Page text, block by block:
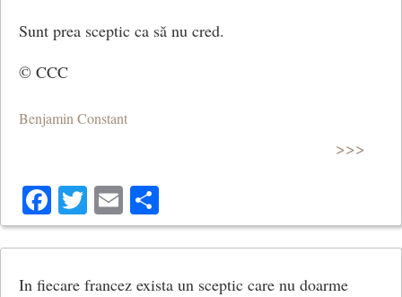
Sunt prea sceptic ca să nu cred.
© CCC
Benjamin Constant
>>>
Facebook
Twitter
Email
In fiecare francez exista un sceptic care nu doarme